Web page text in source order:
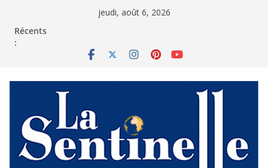
jeudi, août 6, 2026
Récents
: